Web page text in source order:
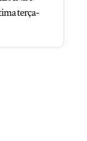
terça-